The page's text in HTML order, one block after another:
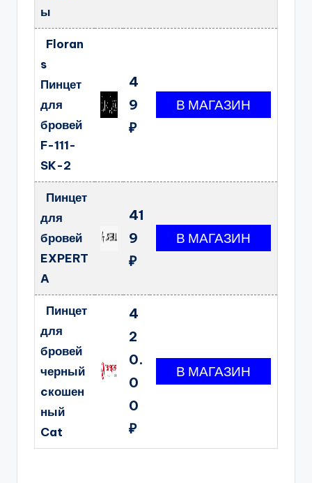
ы
Floran
s
Пинцет
для
бровей
F-111-
SK-2
4
9
₽
Пинцет
для
бровей
EXPERT
A
41
9
₽
Пинцет
для
бровей
черный
cкошен
ный
Cat
4
2
0.
0
0
₽